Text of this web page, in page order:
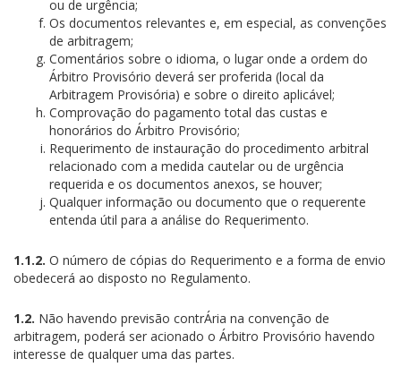
ou de urgência;
Os documentos relevantes e, em especial, as convenções
de arbitragem;
Comentários sobre o idioma, o lugar onde a ordem do
Árbitro Provisório deverá ser proferida (local da
Arbitragem Provisória) e sobre o direito aplicável;
Comprovação do pagamento total das custas e
honorários do Árbitro Provisório;
Requerimento de instauração do procedimento arbitral
relacionado com a medida cautelar ou de urgência
requerida e os documentos anexos, se houver;
Qualquer informação ou documento que o requerente
entenda útil para a análise do Requerimento.
1.1.2. O número de cópias do Requerimento e a forma de envio
obedecerá ao disposto no Regulamento.
1.2. Não havendo previsão contrÁria na convenção de
arbitragem, poderá ser acionado o Árbitro Provisório havendo
interesse de qualquer uma das partes.